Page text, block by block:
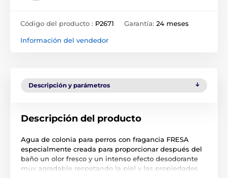
Código del producto : P2671 Garantía: 24 meses
Información del vendedor
Descripción y parámetros
Descripción del producto
Agua de colonia para perros con fragancia FRESA
especialmente creada para proporcionar después del
baño un olor fresco y un intenso efecto desodorante
muy agradable respetando la piel y las propiedades